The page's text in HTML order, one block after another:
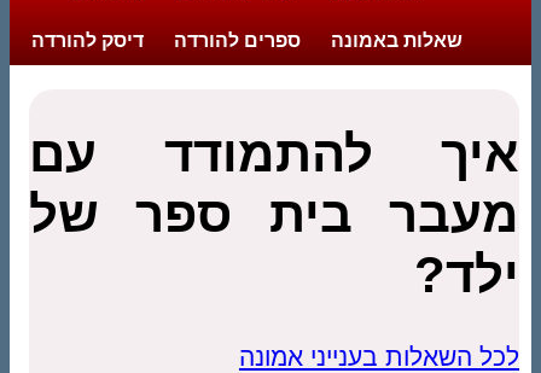
שאלות באמונה ספרים להורדה דיסק להורדה
איך להתמודד עם
מעבר בית ספר של
ילד?
לכל השאלות בענייני אמונה